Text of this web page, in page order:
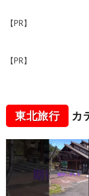
【PR】
【PR】
東北旅行 カ